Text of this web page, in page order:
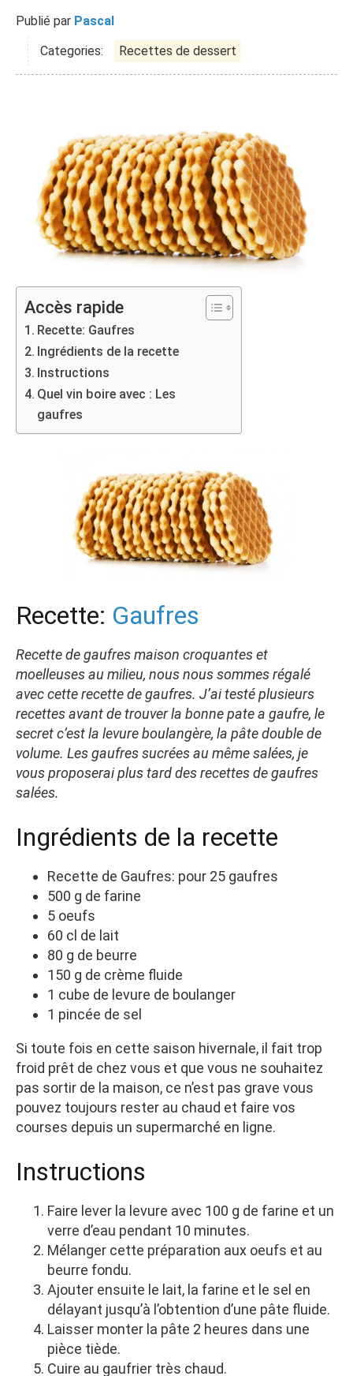
Publié par Pascal
Categories:
Recettes de dessert
Accès rapide
Recette: Gaufres
Ingrédients de la recette
Instructions
Quel vin boire avec : Les
gaufres
Recette: Gaufres
Recette de gaufres maison croquantes et
moelleuses au milieu, nous nous sommes régalé
avec cette recette de gaufres. J’ai testé plusieurs
recettes avant de trouver la bonne pate a gaufre, le
secret c’est la levure boulangère, la pâte double de
volume. Les gaufres sucrées au même salées, je
vous proposerai plus tard des recettes de gaufres
salées.
Ingrédients de la recette
Recette de Gaufres: pour 25 gaufres
500 g de farine
5 oeufs
60 cl de lait
80 g de beurre
150 g de crème fluide
1 cube de levure de boulanger
1 pincée de sel
Si toute fois en cette saison hivernale, il fait trop
froid prêt de chez vous et que vous ne souhaitez
pas sortir de la maison, ce n’est pas grave vous
pouvez toujours rester au chaud et faire vos
courses depuis un supermarché en ligne.
Instructions
Faire lever la levure avec 100 g de farine et un
verre d’eau pendant 10 minutes.
Mélanger cette préparation aux oeufs et au
beurre fondu.
Ajouter ensuite le lait, la farine et le sel en
délayant jusqu’à l’obtention d’une pâte fluide.
Laisser monter la pâte 2 heures dans une
pièce tiède.
Cuire au gaufrier très chaud.